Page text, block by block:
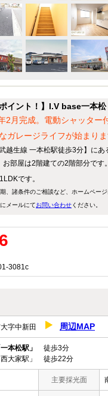
イント！】I.V base一本松
2月完成。電動シャッタ
ガレージライフが始まり
越生線 一本松駅徒歩3分】にあ
部屋は2階建ての2階部分です。
です。
、諸条件のご相談など、ホームペー
メールにてお問い合わせください。
3081c
大字中新田 周辺MAP
一本松駅」
徒歩3分
大家駅」 徒歩22分
主要採光面